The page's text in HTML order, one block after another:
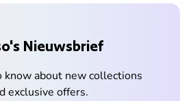
Nieuwsbrief
about new collections
exclusive offers.